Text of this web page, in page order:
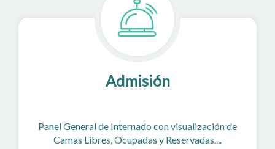
Admisión
Panel General de Internado con visualización de
Camas Libres, Ocupadas y Reservadas....